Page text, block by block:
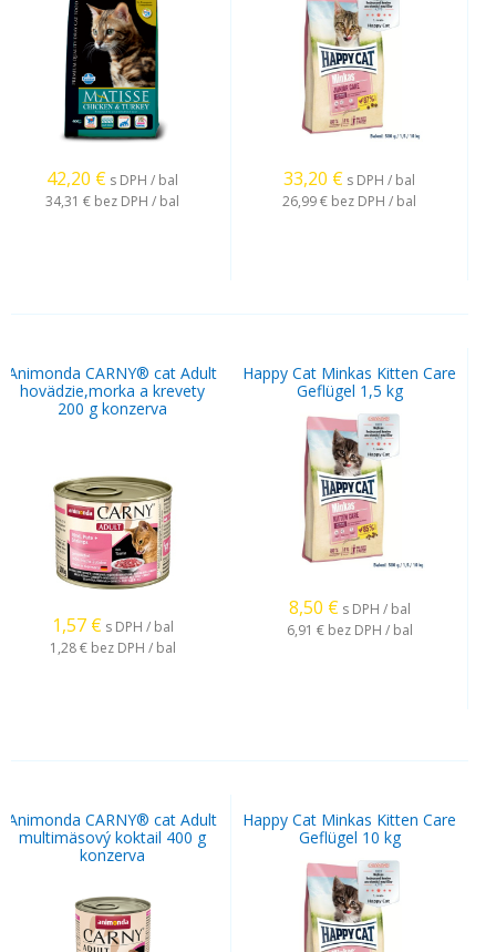
42,20 € s DPH / bal
34,31 € bez DPH / bal
33,20 € s DPH / bal
26,99 € bez DPH / bal
Animonda CARNY® cat Adult
hovädzie,morka a krevety
200 g konzerva
1,57 € s DPH / bal
1,28 € bez DPH / bal
Happy Cat Minkas Kitten Care
Geflügel 1,5 kg
8,50 € s DPH / bal
6,91 € bez DPH / bal
Animonda CARNY® cat Adult
multimäsový koktail 400 g
konzerva
Happy Cat Minkas Kitten Care
Geflügel 10 kg